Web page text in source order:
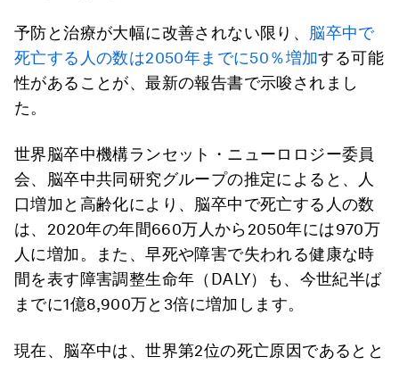
予防と治療が大幅に改善されない限り、 脳卒中で
死亡する人の数は2050年までに50％増加する可能
性があることが、最新の報告書で示唆されまし
た。
世界脳卒中機構ランセット・ニューロロジー委員
会、脳卒中共同研究グループの推定によると、人
口増加と高齢化により、脳卒中で死亡する人の数
は、2020年の年間660万人から2050年には970万
人に増加。また、早死や障害で失われる健康な時
間を表す障害調整生命年（DALY）も、今世紀半ば
までに1億8,900万と3倍に増加します。
現在、脳卒中は、世界第2位の死亡原因であるとと